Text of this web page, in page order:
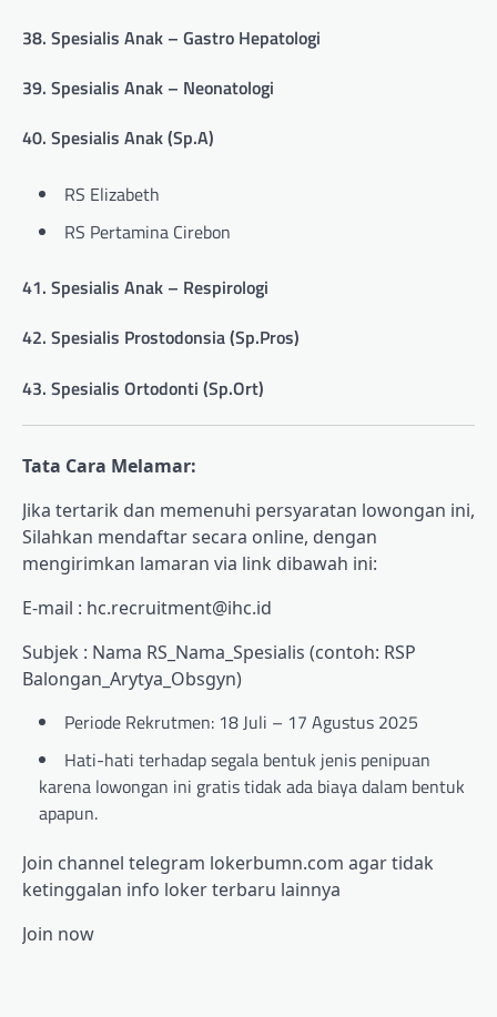
38. Spesialis Anak – Gastro Hepatologi
39. Spesialis Anak – Neonatologi
40. Spesialis Anak (Sp.A)
RS Elizabeth
RS Pertamina Cirebon
41. Spesialis Anak – Respirologi
42. Spesialis Prostodonsia (Sp.Pros)
43. Spesialis Ortodonti (Sp.Ort)
Tata Cara Melamar:
Jika tertarik dan memenuhi persyaratan lowongan ini,
Silahkan mendaftar secara online, dengan
mengirimkan lamaran via link dibawah ini:
E-mail : hc.recruitment@ihc.id
Subjek : Nama RS_Nama_Spesialis (contoh: RSP
Balongan_Arytya_Obsgyn)
Periode Rekrutmen: 18 Juli – 17 Agustus 2025
Hati-hati terhadap segala bentuk jenis penipuan
karena lowongan ini gratis tidak ada biaya dalam bentuk
apapun.
Join channel telegram lokerbumn.com agar tidak
ketinggalan info loker terbaru lainnya
Join now